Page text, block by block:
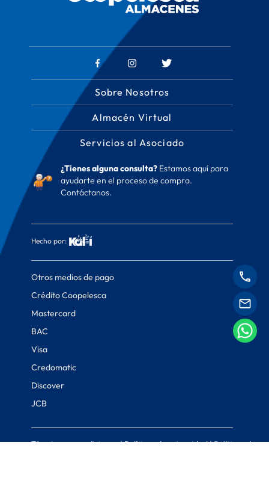
Sobre Nosotros
Almacén Virtual
Servicios al Asociado
¿Tienes alguna consulta?Estamos aquí para
ayudarte en el proceso de compra.
Contáctanos.
Hecho por:
Otros medios de pago
Crédito Coopelesca
Mastercard
BAC
Visa
Credomatic
Discover
JCB
Términos y condiciones|Políticas de privacidad|Políticas de